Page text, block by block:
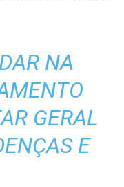
NA
GERAL
E